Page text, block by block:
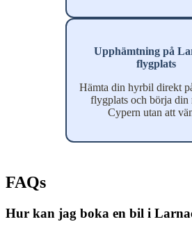
Upphämtning på
flygplats
Hämta din hyrbil direkt
flygplats och börja din
Cypern utan att
FAQs
Hur kan jag boka en bil i